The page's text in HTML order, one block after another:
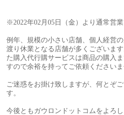
※2022年02月05日（金）より通常営
例年、規模の小さい店舗、個人経営
渡り休業となる店舗が多くございま
た購入代行購サービスは商品の購入
すので余裕を持ってご依頼くださいま
ご迷惑をお掛け致しますが、何とぞ
す。
今後ともガウロンドットコムをよろし